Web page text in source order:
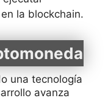
la blockchain.
una tecnología
avanza